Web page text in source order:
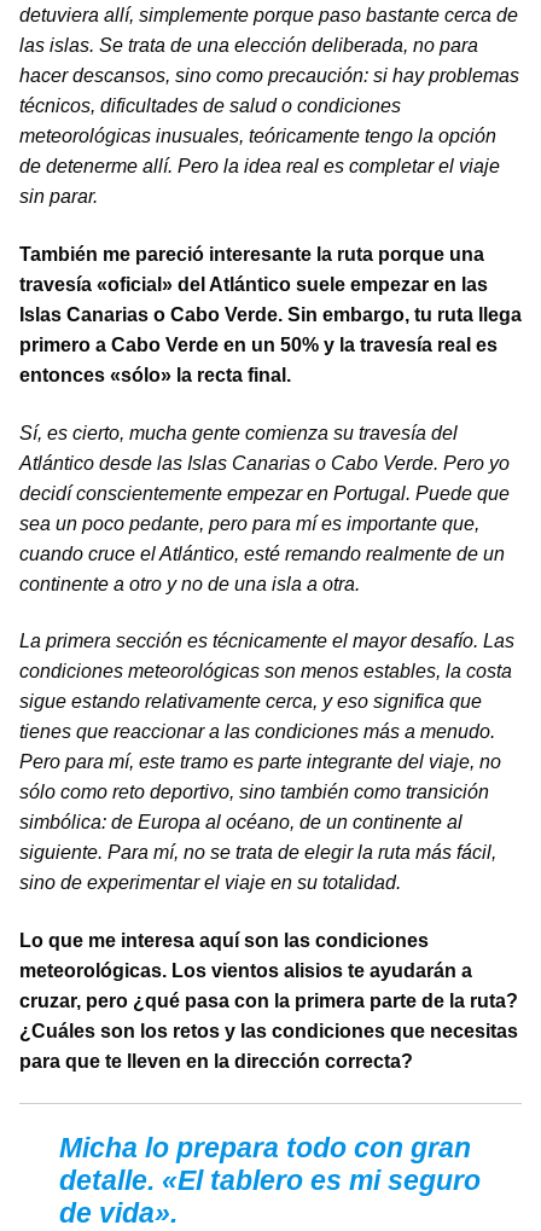
detuviera allí, simplemente porque paso bastante cerca de
las islas. Se trata de una elección deliberada, no para
hacer descansos, sino como precaución: si hay problemas
técnicos, dificultades de salud o condiciones
meteorológicas inusuales, teóricamente tengo la opción
de detenerme allí. Pero la idea real es completar el viaje
sin parar.
También me pareció interesante la ruta porque una
travesía «oficial» del Atlántico suele empezar en las
Islas Canarias o Cabo Verde. Sin embargo, tu ruta llega
primero a Cabo Verde en un 50% y la travesía real es
entonces «sólo» la recta final.
Sí, es cierto, mucha gente comienza su travesía del
Atlántico desde las Islas Canarias o Cabo Verde. Pero yo
decidí conscientemente empezar en Portugal. Puede que
sea un poco pedante, pero para mí es importante que,
cuando cruce el Atlántico, esté remando realmente de un
continente a otro y no de una isla a otra.
La primera sección es técnicamente el mayor desafío. Las
condiciones meteorológicas son menos estables, la costa
sigue estando relativamente cerca, y eso significa que
tienes que reaccionar a las condiciones más a menudo.
Pero para mí, este tramo es parte integrante del viaje, no
sólo como reto deportivo, sino también como transición
simbólica: de Europa al océano, de un continente al
siguiente. Para mí, no se trata de elegir la ruta más fácil,
sino de experimentar el viaje en su totalidad.
Lo que me interesa aquí son las condiciones
meteorológicas. Los vientos alisios te ayudarán a
cruzar, pero ¿qué pasa con la primera parte de la ruta?
¿Cuáles son los retos y las condiciones que necesitas
para que te lleven en la dirección correcta?
Micha lo prepara todo con gran
detalle. «El tablero es mi seguro
de vida».